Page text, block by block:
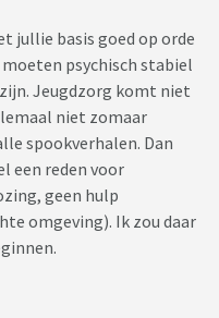
jullie basis goed op orde
psychisch stabiel
Jeugdzorg komt niet
niet zomaar
spookverhalen. Dan
een reden voor
geen hulp
omgeving). Ik zou daar